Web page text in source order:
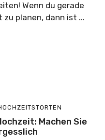
Wenn du gerade
planen, dann ist ...
Machen Sie